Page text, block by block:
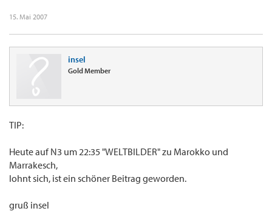
15. Mai 2007
insel
Gold Member
TIP:
Heute auf N3 um 22:35 "WELTBILDER" zu Marokko und
Marrakesch,
lohnt sich, ist ein schöner Beitrag geworden.
gruß insel